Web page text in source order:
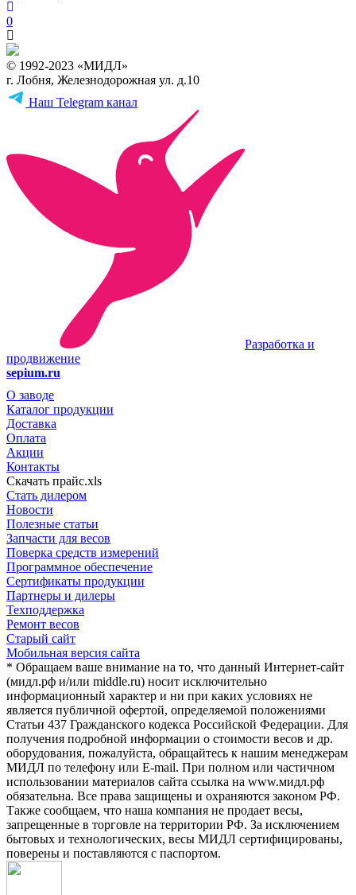
0
© 1992-2023 «МИДЛ»
г. Лобня, Железнодорожная ул. д.10
Наш Telegram канал
Разработка и
продвижение
sepium.ru
О заводе
Каталог продукции
Доставка
Оплата
Акции
Контакты
Скачать прайс.xls
Стать дилером
Новости
Полезные статьи
Запчасти для весов
Поверка средств измерений
Программное обеспечение
Сертификаты продукции
Партнеры и дилеры
Техподдержка
Ремонт весов
Старый сайт
Мобильная версия сайта
* Обращаем ваше внимание на то, что данный Интернет-сайт
(мидл.рф и/или middle.ru) носит исключительно
информационный характер и ни при каких условиях не
является публичной офертой, определяемой положениями
Статьи 437 Гражданского кодекса Российской Федерации. Для
получения подробной информации о стоимости весов и др.
оборудования, пожалуйста, обращайтесь к нашим менеджерам
МИДЛ по телефону или E-mail. При полном или частичном
использовании материалов сайта ссылка на www.мидл.рф
обязательна. Все права защищены и охраняются законом РФ.
Также сообщаем, что наша компания не продает весы,
запрещенные в торговле на территории РФ. За исключением
бытовых и технологических, весы МИДЛ сертифицированы,
поверены и поставляются с паспортом.